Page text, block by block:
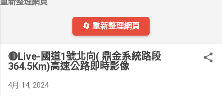
🔄 重新整理網頁
🔴Live-國道1號北向( 鼎金系統路段
364.5Km)高速公路即時影像
4月 14, 2024